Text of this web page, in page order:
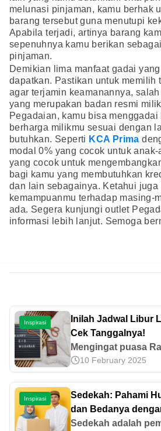
melunasi pinjaman, kamu berhak
barang tersebut guna menutupi
Apabila terjadi, artinya barang
sepenuhnya kamu berikan
pinjaman.
Demikian lima manfaat gadai
dapatkan. Pastikan untuk memilih
agar terjamin keamanannya,
yang merupakan badan resmi
Pegadaian, kamu bisa menggadai
berharga milikmu sesuai dengan
butuhkan. Seperti KCA Prima
modal 0% yang cocok untuk anak-
yang cocok untuk
bagi kamu yang membutuhkan
dan lain sebagainya. Ketahui juga
kemampuanmu terhadap masing-
ada. Segera kunjungi outlet
informasi lebih lanjut. Semoga
Inspirasi
Inilah Jadwal Libur
Cek Tanggalnya!
Mengingat puasa
dekat, masyarakat
kapan jadwal libur
simak informasi
ini!
10 February 2025
Inspirasi
Sedekah: Pahami
dan Bedanya
Sedekah adalah